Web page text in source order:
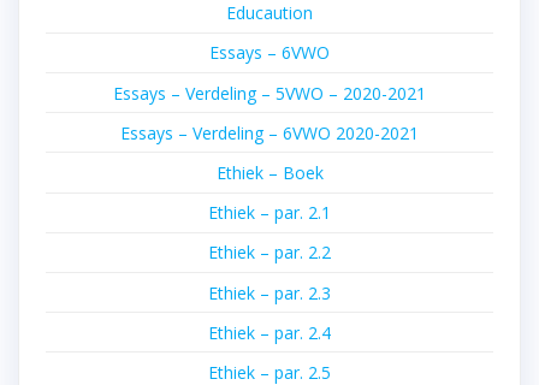
Educaution
Essays – 6VWO
Essays – Verdeling – 5VWO – 2020-2021
Essays – Verdeling – 6VWO 2020-2021
Ethiek – Boek
Ethiek – par. 2.1
Ethiek – par. 2.2
Ethiek – par. 2.3
Ethiek – par. 2.4
Ethiek – par. 2.5